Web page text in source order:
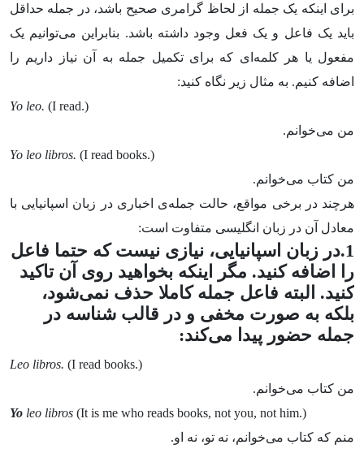
برای اینکه یک جمله از لحاظ گرامری صحیح باشد، در جمله حداقل
باید یک فاعل و یک فعل وجود داشته باشد. بنابراین می‌توانیم یک
مفعول یا هر کلمه‌ای که برای تکمیل جمله به آن نیاز داریم را
اضافه کنیم. به مثال زیر نگاه کنید:
Yo leo. (I read.)
من می‌خوانم.
Yo leo libros. (I read books.)
من کتاب می‌خوانم.
هرچند در برخی مواقع، حالت جمله‌ی اخباری در زبان اسپانیایی با
معادل آن در زبان انگلیسی متفاوت است:‌
1.در زبان اسپانیایی، نیازی نیست که حتما فاعل
را اضافه کنید. مگر اینکه بخواهید روی آن تاکید
کنید. البته فاعل جمله کاملا حذف نمی‌شود،
بلکه به صورت مخفی و در قالب شناسه در
جمله حضور پیدا می‌کند:
Leo libros. (I read books.)
من کتاب می‌خوانم.
Yo leo libros (It is me who reads books, not you, not him.)
منم که کتاب می‌خوانم، نه تو، نه او.